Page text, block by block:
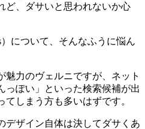
ど、ダサいと思われないか心
について、そんなふうに悩ん
魅力のヴェルニですが、ネット
っぽい」といった検索候補が出
しまう方も多いはずです。
デザイン自体は決してダサくあ